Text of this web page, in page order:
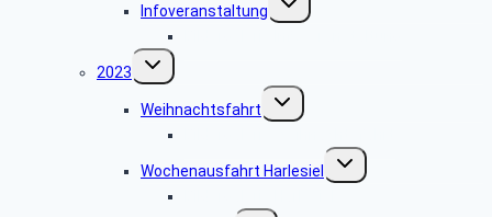
Infoveranstaltung
umschalten
2023
Untermenü
umschalten
Weihnachtsfahrt
Untermenü
umschalten
Wochenausfahrt Harlesiel
Untermenü
umschalten